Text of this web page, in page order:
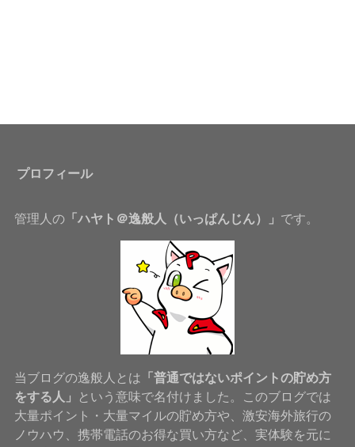
プロフィール
管理人の「ハヤト＠逸般人（いっぱんじん）」 です。
当ブログの逸般人とは 「普通ではないポイントの貯め方
をする人」
という意味で名付けました。このブログでは
大量ポイント・大量マイルの貯め方や、激安海外旅行の
ノウハウ、携帯電話のお得な買い方など、実体験を元に